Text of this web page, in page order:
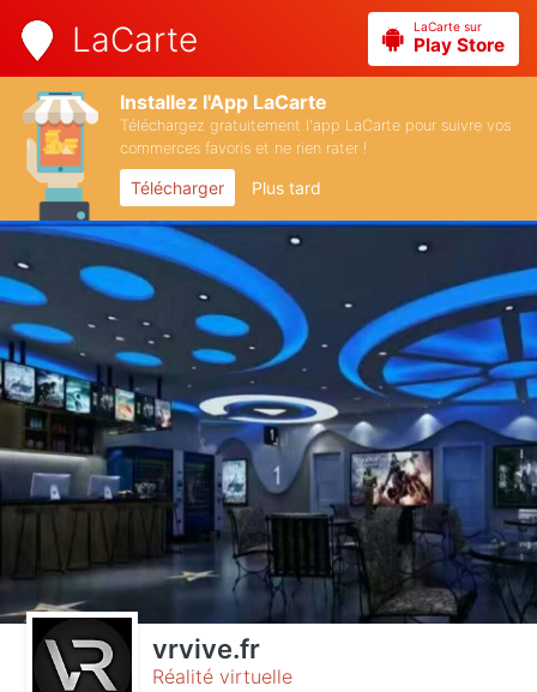
LaCarte LaCarte sur
Play Store
Installez l'App LaCarte
Téléchargez gratuitement l'app LaCarte pour suivre vos
commerces favoris et ne rien rater !
Télécharger Plus tard
vrvive.fr
Réalité virtuelle